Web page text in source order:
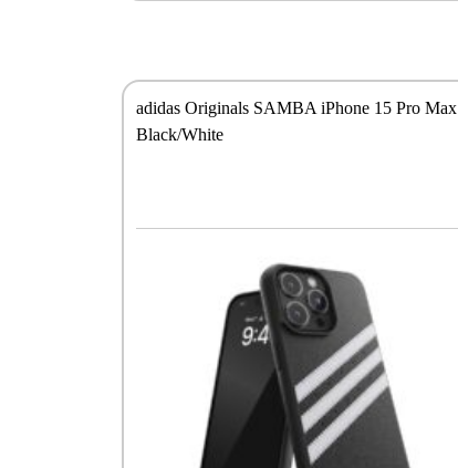
adidas Originals SAMBA iPhone 15 Pro Max
Black/White